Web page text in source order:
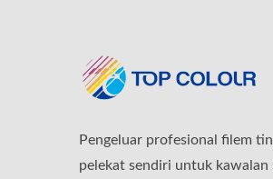
Pengeluar profesional filem
pelekat sendiri untuk kawalan